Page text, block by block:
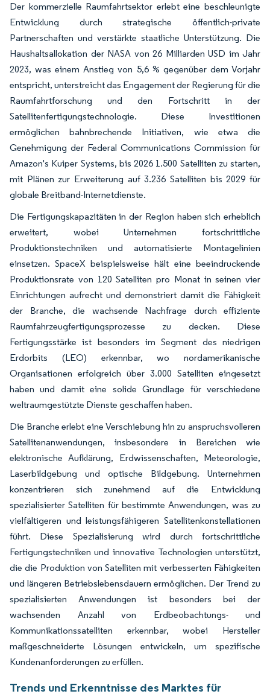
Der kommerzielle Raumfahrtsektor erlebt eine beschleunigte
Entwicklung durch strategische öffentlich-private
Partnerschaften und verstärkte staatliche Unterstützung. Die
Haushaltsallokation der NASA von 26 Milliarden USD im Jahr
2023, was einem Anstieg von 5,6 % gegenüber dem Vorjahr
entspricht, unterstreicht das Engagement der Regierung für die
Raumfahrtforschung und den Fortschritt in der
Satellitenfertigungstechnologie. Diese Investitionen
ermöglichen bahnbrechende Initiativen, wie etwa die
Genehmigung der Federal Communications Commission für
Amazon's Kuiper Systems, bis 2026 1.500 Satelliten zu starten,
mit Plänen zur Erweiterung auf 3.236 Satelliten bis 2029 für
globale Breitband-Internetdienste.
Die Fertigungskapazitäten in der Region haben sich erheblich
erweitert, wobei Unternehmen fortschrittliche
Produktionstechniken und automatisierte Montagelinien
einsetzen. SpaceX beispielsweise hält eine beeindruckende
Produktionsrate von 120 Satelliten pro Monat in seinen vier
Einrichtungen aufrecht und demonstriert damit die Fähigkeit
der Branche, die wachsende Nachfrage durch effiziente
Raumfahrzeugfertigungsprozesse zu decken. Diese
Fertigungsstärke ist besonders im Segment des niedrigen
Erdorbits (LEO) erkennbar, wo nordamerikanische
Organisationen erfolgreich über 3.000 Satelliten eingesetzt
haben und damit eine solide Grundlage für verschiedene
weltraumgestützte Dienste geschaffen haben.
Die Branche erlebt eine Verschiebung hin zu anspruchsvolleren
Satellitenanwendungen, insbesondere in Bereichen wie
elektronische Aufklärung, Erdwissenschaften, Meteorologie,
Laserbildgebung und optische Bildgebung. Unternehmen
konzentrieren sich zunehmend auf die Entwicklung
spezialisierter Satelliten für bestimmte Anwendungen, was zu
vielfältigeren und leistungsfähigeren Satellitenkonstellationen
führt. Diese Spezialisierung wird durch fortschrittliche
Fertigungstechniken und innovative Technologien unterstützt,
die die Produktion von Satelliten mit verbesserten Fähigkeiten
und längeren Betriebslebensdauern ermöglichen. Der Trend zu
spezialisierten Anwendungen ist besonders bei der
wachsenden Anzahl von Erdbeobachtungs- und
Kommunikationssatelliten erkennbar, wobei Hersteller
maßgeschneiderte Lösungen entwickeln, um spezifische
Kundenanforderungen zu erfüllen.
Trends und Erkenntnisse des Marktes für